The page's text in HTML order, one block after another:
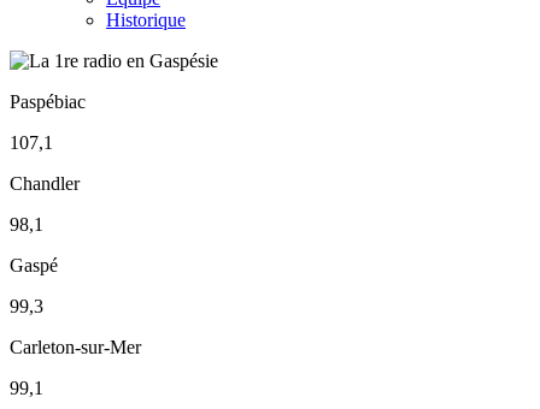
Historique
Paspébiac
107,1
Chandler
98,1
Gaspé
99,3
Carleton-sur-Mer
99,1